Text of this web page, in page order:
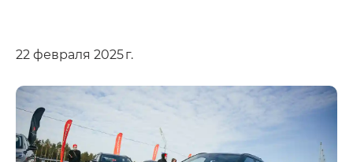
22 февраля 2025 г.